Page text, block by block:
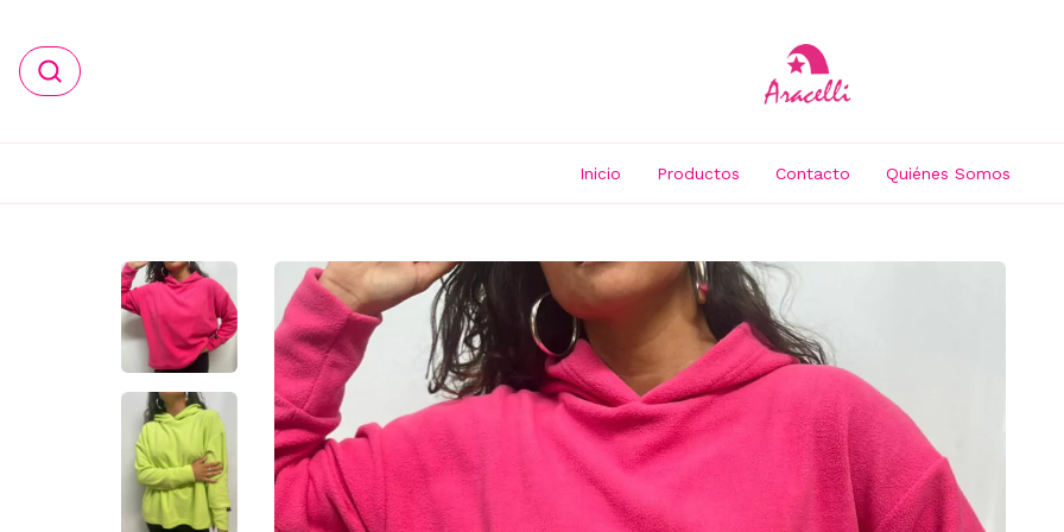
Inicio Productos Contacto Quiénes Somos